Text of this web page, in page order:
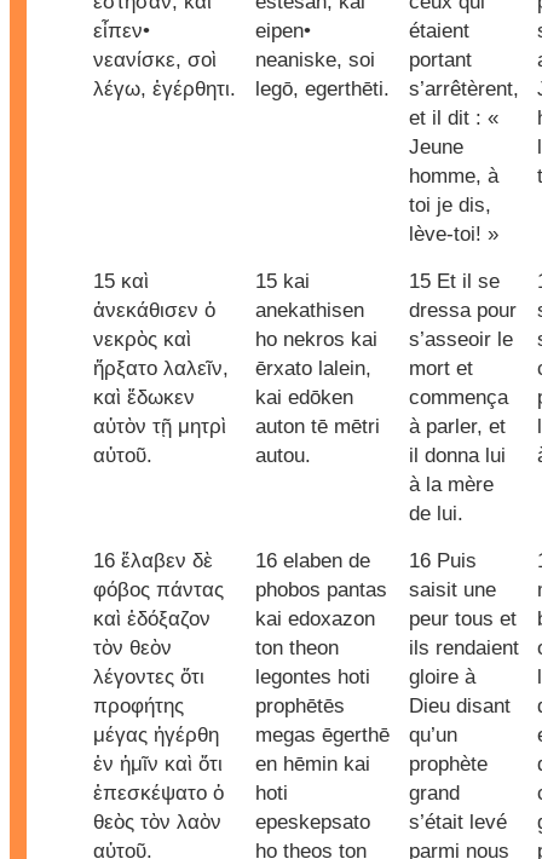
εἶπεν•
νεανίσκε, σοὶ
λέγω, ἐγέρθητι.
eipen•
neaniske, soi
legō, egerthēti.
étaient
portant
s’arrêtèrent,
et il dit : «
Jeune
homme, à
toi je dis,
lève-toi! »
15 καὶ
ἀνεκάθισεν ὁ
νεκρὸς καὶ
ἤρξατο λαλεῖν,
καὶ ἔδωκεν
αὐτὸν τῇ μητρὶ
αὐτοῦ.
15 kai
anekathisen
ho nekros kai
ērxato lalein,
kai edōken
auton tē mētri
autou.
15 Et il se
dressa pour
s’asseoir le
mort et
commença
à parler, et
il donna lui
à la mère
de lui.
16 ἔλαβεν δὲ
φόβος πάντας
καὶ ἐδόξαζον
τὸν θεὸν
λέγοντες ὅτι
προφήτης
μέγας ἠγέρθη
ἐν ἡμῖν καὶ ὅτι
ἐπεσκέψατο ὁ
θεὸς τὸν λαὸν
αὐτοῦ.
16 elaben de
phobos pantas
kai edoxazon
ton theon
legontes hoti
prophētēs
megas ēgerthē
en hēmin kai
hoti
epeskepsato
ho theos ton
16 Puis
saisit une
peur tous et
ils rendaient
gloire à
Dieu disant
qu’un
prophète
grand
s’était levé
parmi nous